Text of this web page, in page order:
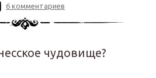
6 комментариев
чудовище?